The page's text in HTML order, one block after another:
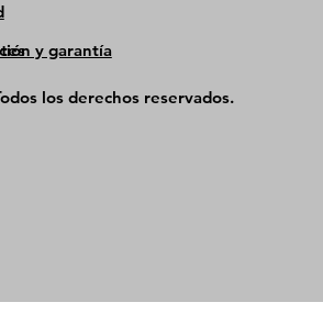
los derechos reservados.
y garantía